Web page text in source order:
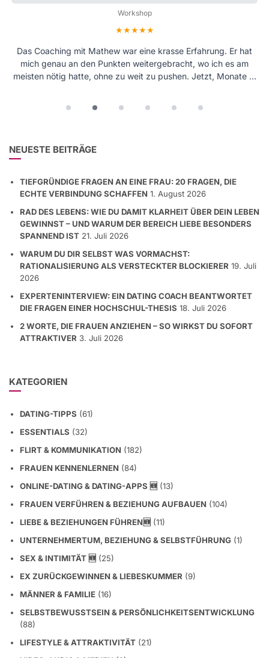
Workshop
Bewertung: 5 von 5 Sternen
Das Coaching mit Mathew war eine krasse Erfahrung. Er hat
mich genau an den Punkten weitergebracht, wo ich es am
meisten nötig hatte, ohne zu weit zu pushen. Jetzt, Monate …
NEUESTE BEITRÄGE
TIEFGRÜNDIGE FRAGEN AN EINE FRAU: 20 FRAGEN, DIE
ECHTE VERBINDUNG SCHAFFEN 1. August 2026
RAD DES LEBENS: WIE DU DAMIT KLARHEIT ÜBER DEIN LEBEN
GEWINNST – UND WARUM DER BEREICH LIEBE BESONDERS
SPANNEND IST 21. Juli 2026
WARUM DU DIR SELBST WAS VORMACHST:
RATIONALISIERUNG ALS VERSTECKTER BLOCKIERER 19. Juli
2026
EXPERTENINTERVIEW: EIN DATING COACH BEANTWORTET
DIE FRAGEN EINER HOCHSCHUL-THESIS 18. Juli 2026
2 WORTE, DIE FRAUEN ANZIEHEN – SO WIRKST DU SOFORT
ATTRAKTIVER 3. Juli 2026
KATEGORIEN
DATING-TIPPS (61)
ESSENTIALS (32)
FLIRT & KOMMUNIKATION (182)
FRAUEN KENNENLERNEN (84)
ONLINE-DATING & DATING-APPS 🆕 (13)
FRAUEN VERFÜHREN & BEZIEHUNG AUFBAUEN (104)
LIEBE & BEZIEHUNGEN FÜHREN🆕 (11)
UNTERNEHMERTUM, BEZIEHUNG & SELBSTFÜHRUNG (1)
SEX & INTIMITÄT 🆕 (25)
EX ZURÜCKGEWINNEN & LIEBESKUMMER (9)
MÄNNER & FAMILIE (16)
SELBSTBEWUSSTSEIN & PERSÖNLICHKEITSENTWICKLUNG
(88)
LIFESTYLE & ATTRAKTIVITÄT (21)